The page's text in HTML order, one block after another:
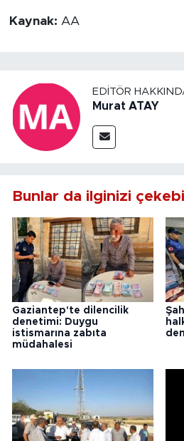
Kaynak: AA
EDITÖR
Murat ATAY
Bunlar da ilginizi
Gaziantep'te dilencilik
denetimi: Duygu
istismarına zabıta
müdahalesi